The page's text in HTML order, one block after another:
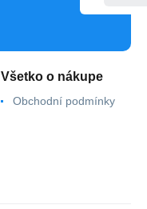
Všetko o nákupe
Obchodní podmínky